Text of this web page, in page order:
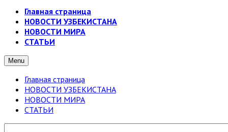
Главная страница
НОВОСТИ УЗБЕКИСТАНА
НОВОСТИ МИРА
СТАТЬИ
Menu
Главная страница
НОВОСТИ УЗБЕКИСТАНА
НОВОСТИ МИРА
СТАТЬИ